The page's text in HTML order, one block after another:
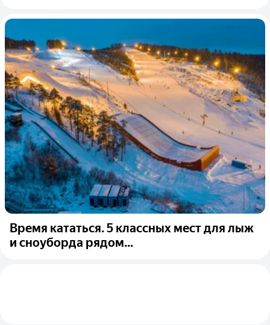
Время кататься. 5 классных мест для лыж
и сноуборда рядом...